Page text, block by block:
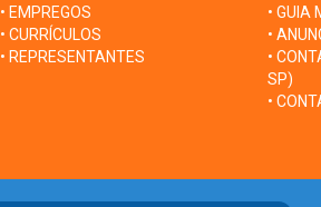
• EMPREGOS
• CURRÍCULOS
• REPRESENTANTES
• GUIA
•
•
SP)
•